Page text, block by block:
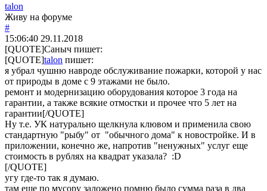
talon
Живу на форуме
#
15:06:40 29.11.2018
[QUOTE]Саныч пишет:
[QUOTE]talon пишет:
я убрал чушню навроде обслуживание пожарки, которой у нас
от природы в доме с 9 этажами не было.
ремонт и модернизацию оборудования которое 3 года на
гарантии, а также всякие отмостки и прочее что 5 лет на
гарантии[/QUOTE]
Ну т.е. УК натурально щелкнула клювом и применила свою
стандартную "рыбу" от "обычного дома" к новостройке. И в
приложении, конечно же, напротив "ненужных" услуг еще
стоимость в рублях на квадрат указала? :D
[/QUOTE]
угу где-то так я думаю.
там еще по мусору заложено помню было сумма раза в два